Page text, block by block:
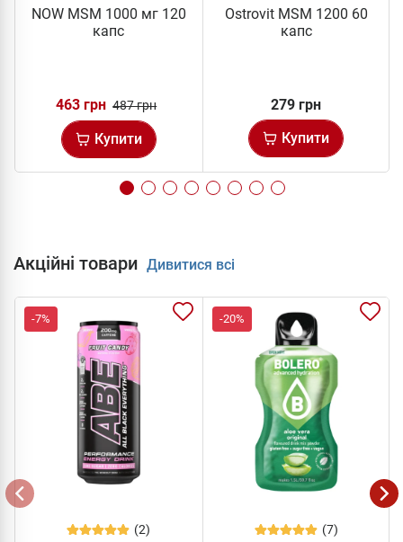
NOW MSM 1000 мг 120
капс
463 грн 487 грн
Купити
Ostrovit MSM 1200 60
капс
279 грн
Купити
Акційні товари Дивитися всі
-7%
(2)
-20%
(7)